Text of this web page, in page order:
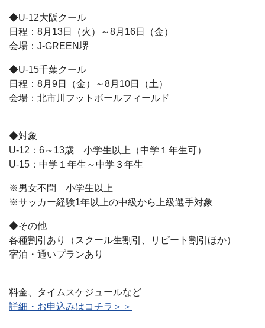
◆U-12大阪クール
日程：8月13日（火）～8月16日（金）
会場：J-GREEN堺
◆U-15千葉クール
日程：8月9日（金）～8月10日（土）
会場：北市川フットボールフィールド
◆対象
U-12：6～13歳 小学生以上（中学１年生可）
U-15：中学１年生～中学３年生
※男女不問 小学生以上
※サッカー経験1年以上の中級から上級選手対象
◆その他
各種割引あり（スクール生割引、リピート割引ほか）
宿泊・通いプランあり
料金、タイムスケジュールなど
詳細・お申込みはコチラ＞＞